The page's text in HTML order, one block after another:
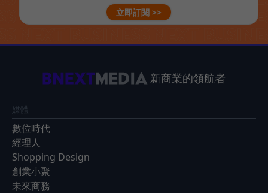
立即訂閱 >>
新商業的領航者
媒體
數位時代
經理人
Shopping Design
創業小聚
未來商務